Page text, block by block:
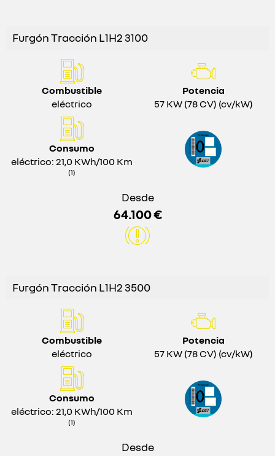
Furgón Tracción L1H2 3100
Combustible
eléctrico
Potencia
57 KW (78 CV) (cv/kW)
Consumo
eléctrico: 21,0 KWh/100 Km
(1)
Desde
64.100 €
Furgón Tracción L1H2 3500
Combustible
eléctrico
Potencia
57 KW (78 CV) (cv/kW)
Consumo
eléctrico: 21,0 KWh/100 Km
(1)
Desde